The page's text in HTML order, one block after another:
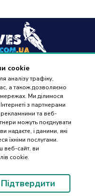
cookie
аналізу трафіку,
а також дозволяємо
мережах. Ми ділимося
з партнерами
та веб-
можуть поєднувати
надаєте, і даними, які
їхніми послугами.
веб-сайт, ви
cookie.
Підтвердити
77 88
дні з 9:00 до 18:00
ПІДБІР
ЗАПЧАСТИН